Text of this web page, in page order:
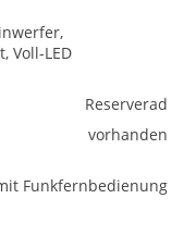
Voll-LED
Reserverad
vorhanden
Funkfernbedienung